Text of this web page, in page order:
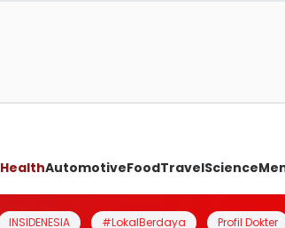
HealthAutomotiveFoodTravelScience
INSIDENESIA #LokalBerdaya Profil Dokter